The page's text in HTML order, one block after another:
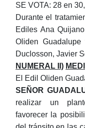
SE VOTA: 28 en
Durante el
Ediles Ana
Oliden
Duclosson, Javier
NUMERAL II)
El Edil Oliden
SEÑOR
realizar un
favorecer la